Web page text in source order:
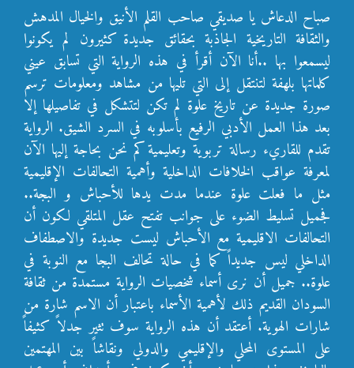
صباح الدعاش يا صديقي صاحب القلم الأنيق والخيال المدهش
والثقافة التاريخية الجاذبة بحقائق جديدة كثيرون لم يكونوا
ليسمعوا بها ..أنا الآن أقرأ في هذه الرواية التي تسابق عيني
كلماتها بلهفة لتنتقل إلى التي تليها من مشاهد ومعلومات ترسم
صورة جديدة عن تاريخ علوة لم تكن لتتشكل في تفاصيلها إلا
بعد هذا العمل الأدبي الرفيع بأسلوبه في السرد الشيق. الرواية
تقدم للقاريء رسالة تربوية وتعليمية كم نحن بحاجة إليها الآن
لمعرفة عواقب الخلافات الداخلية وأهمية التحالفات الإقليمية
مثل ما فعلت علوة عندما مدت يدها للأحباش و البجة..
فجميل تسليط الضوء على جوانب تفتح عقل المتلقي لكون أن
التحالفات الاقليمية مع الأحباش ليست جديدة والاصطفاف
الداخلي ليس جديداً كما في حالة تحالف البجا مع النوبة في
علوة.. جميل أن نرى أسماء شخصيات الرواية مستمدة من ثقافة
السودان القديم ذلك لأهمية الأسماء باعتبار أن الاسم شارة من
شارات الهوية. أعتقد أن هذه الرواية سوف تثير جدلاً كثيفاً
على المستوى المحلي والإقليمي والدولي ونقاشاً بين المهتمين